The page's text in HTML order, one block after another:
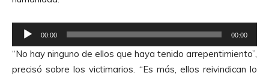
e
p
r
00:00 00:00
“No hay ninguno de ellos que haya tenido arrepentimiento”,
precisó sobre los victimarios. “Es más, ellos reivindican lo